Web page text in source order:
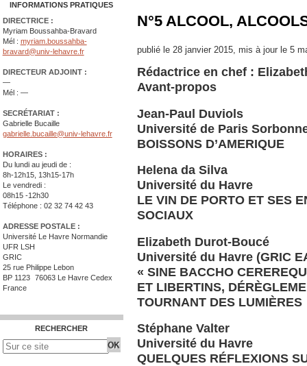
INFORMATIONS PRATIQUES
DIRECTRICE :
Myriam Boussahba-Bravard
Mél : myriam.boussahba-
bravard@univ-lehavre.fr
DIRECTEUR ADJOINT :
—
Mél : —
SECRÉTARIAT :
Gabrielle Bucaille
gabrielle.bucaille@univ-lehavre.fr
HORAIRES :
Du lundi au jeudi de :
8h-12h15, 13h15-17h
Le vendredi :
08h15 -12h30
Téléphone : 02 32 74 42 43
ADRESSE POSTALE :
Université Le Havre Normandie
UFR LSH
GRIC
25 rue Philippe Lebon
BP 1123 76063 Le Havre Cedex
France
RECHERCHER
N°5 ALCOOL,
publié le 28 janvier 2015, mis à jour le 5
Rédactrice en chef :
Avant-propos
Jean-Paul Duviols
Université de Paris
BOISSONS D’AMERIQUE
Helena da Silva
Université du Havre
LE VIN DE PORTO ET SES
SOCIAUX
Elizabeth Durot-Boucé
Université du Havre (GRIC
« SINE BACCHO
ET LIBERTINS,
TOURNANT DES LUMIÈRES
Stéphane Valter
Université du Havre
QUELQUES RÉFLEXIONS